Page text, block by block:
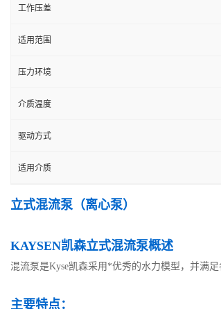
工作压差
适用范围
压力环境
介质温度
驱动方式
适用介质
立式混流泵（离心泵）
KAYSEN凯森立式混流泵概述
混流泵是Kyse凯森采用*优秀的水力模型，并满
主要特点：